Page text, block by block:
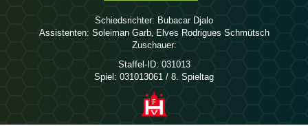
Schiedsrichter:  
Assistenten:  ,   
Zuschauer:
Staffel-ID: 031013
Spiel: 031013061 / 8. Spieltag